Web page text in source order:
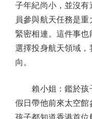
子年紀尚小，並沒有
員參與航天任務是
緊密相連。這件事
選擇投身航天領域
向。
賴小姐：鑑於孩
假日帶他前來太空館
孩子都知道香港首